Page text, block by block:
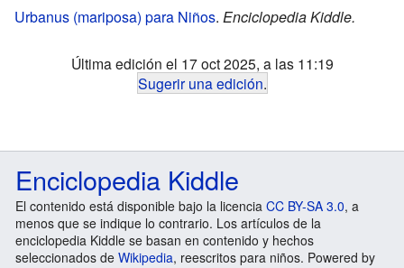
Urbanus (mariposa) para Niños. Enciclopedia Kiddle.
Última edición el 17 oct 2025, a las 11:19
Sugerir una edición.
Enciclopedia Kiddle
El contenido está disponible bajo la licencia CC BY-SA 3.0, a
menos que se indique lo contrario. Los artículos de la
enciclopedia Kiddle se basan en contenido y hechos
seleccionados de Wikipedia, reescritos para niños. Powered by